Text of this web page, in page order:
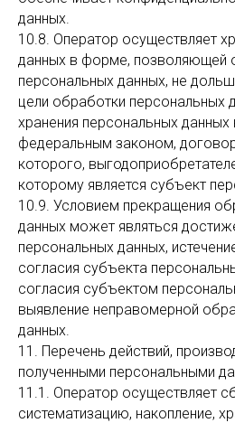
данных.
10.8. Оператор осуществляет
данных в форме, позволяющей
персональных данных, не
цели обработки персональных
хранения персональных данных
федеральным законом,
которого,
которому является субъект
10.9. Условием прекращения
данных может являться
персональных данных,
согласия субъекта
согласия субъектом
выявление неправомерной
данных.
11. Перечень действий,
полученными персональными
11.1. Оператор осуществляет
систематизацию, накопление,